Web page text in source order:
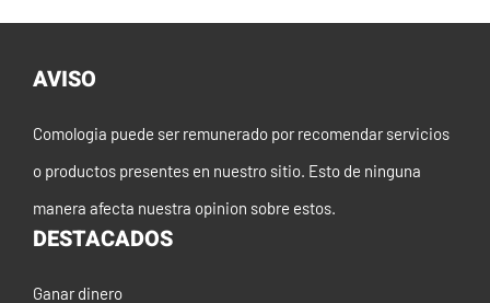
AVISO
Comologia puede ser remunerado por recomendar servicios
o productos presentes en nuestro sitio. Esto de ninguna
manera afecta nuestra opinion sobre estos.
DESTACADOS
Ganar dinero